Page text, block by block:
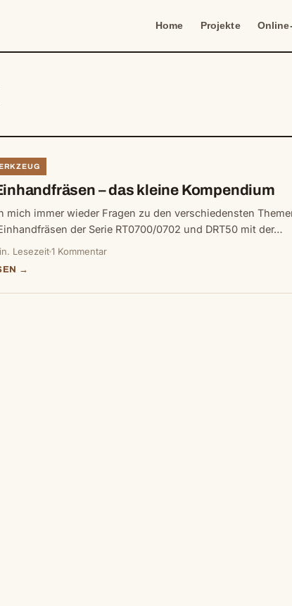
Home Projekte
– das kleine Kompendium
mich immer wieder Fragen zu den verschiedensten
der Serie RT0700/0702 und DRT50 mit der…
Lesezeit1 Kommentar
→